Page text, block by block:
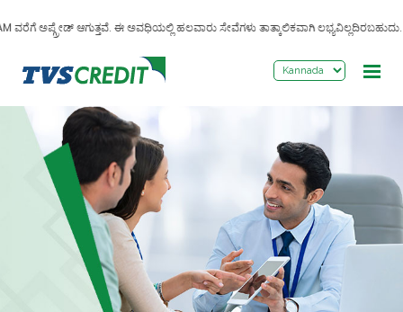
ಅಪ್ಗ್ರೇಡ್ ಆಗುತ್ತವೆ. ಈ ಅವಧಿಯಲ್ಲಿ ಹಲವಾರು ಸೇವೆಗಳು ತಾತ್ಕಾಲಿಕವಾಗಿ ಲಭ್ಯವಿಲ್ಲದಿರಬಹುದು.